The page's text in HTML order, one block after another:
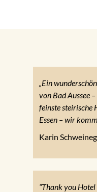
„Ein
von Bad Aussee
feinste steirische
Essen – wir
Karin
“Thank you